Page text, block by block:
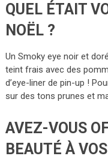
QUEL ÉTAIT
NOËL ?
Un Smoky eye noir et
teint frais avec des
d’eye-liner de pin-up !
sur des tons prunes et
AVEZ-VOUS
BEAUTÉ À